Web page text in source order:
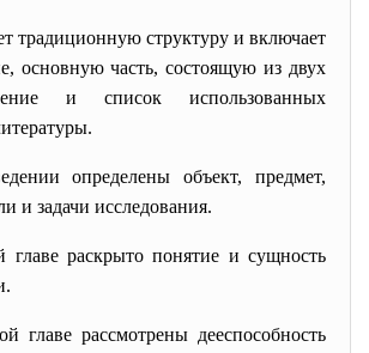
традиционную структуру и включает
основную часть, состоящую из двух
и список использованных
определены объект, предмет,
и задачи исследования.
главе раскрыто понятие и сущность
главе рассмотрены дееспособность